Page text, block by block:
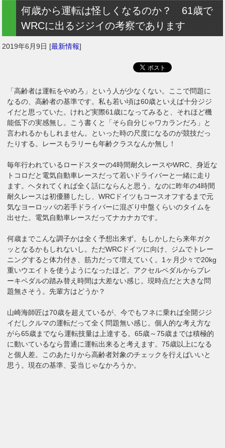
何歳から運転は怪しくなるのか？ 61歳で
WRCに出るジジイの考察であります
2019年6月9日 [最新情報]
「高齢者は運転をやめろ」という人が少なくない。ここで問題に
なるの、高齢者の基準です。私も若い頃は60歳といえば十分ジジ
イだと思っていた。けれど実際61歳になってみると、それほど機
能低下の実感無し。こう書くと「そら自分じゃワカランだろ」と
言われるかもしれません。といった時の尺度になるのが競技だっ
たりする。レースもラリーも年齢クラスなんか無し！
毎年行われているロードスターの4時間耐久レースやWRC、身近な
トコロだと電気自動車レースだって若いドライバーと一緒に走り
ます。ヘタれてくれば全く話にならんと思う。なのに昨年の4時間
耐久レースは初優勝したし、WRCドイツもコースオフするまで元
気なヨーロッパの若手ドライバーに混ざり中盤くらいのタイムを
出せた。電気自動車レースだってナカナカです。
何歳までこんな調子かは全く予想出来ず。もしかしたら来年ガク
ッとなるかもしれないし。ただWRCドイツに向け、ジムでトレー
ニングすると体力付き、筋力だって増えていく。1ヶ月少々で20kg
重いウエイトを使うようになったほど。アクセルペダルからブレ
ーキペダルの踏み替え時間は大差ない感じ。現時点だと大きな問
題無さそう。先輩方はどうか？
山崎海師匠は70歳を超えているが、今でもフネに乗れば全開ジジ
イだしクルマの運転だって全く問題無い感じ。個人的な考え方な
がら65歳までなら運転技量は上達する。65歳～75歳までは積極的
に動いているなら普通に運転出来ると考えます。75歳以上になる
と個人差。このあたりから高齢者対象のチェックを行えばいいと
思う。現在の基準、妥当じゃなかろうか。